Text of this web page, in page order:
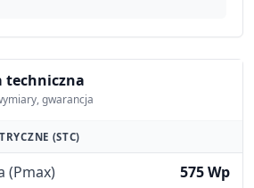
techniczna
gwarancja
(STC)
(Pmax) 575 Wp